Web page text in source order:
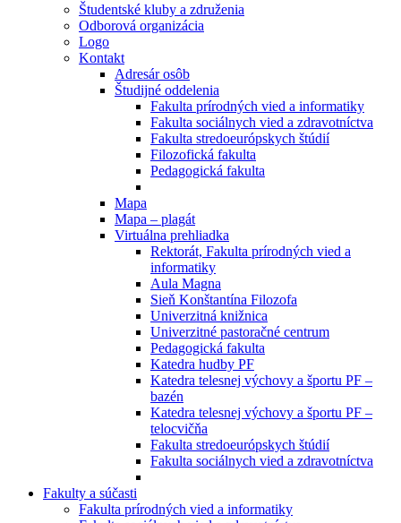
Študentské kluby a združenia
Odborová organizácia
Logo
Kontakt
Adresár osôb
Študijné oddelenia
Fakulta prírodných vied a informatiky
Fakulta sociálnych vied a zdravotníctva
Fakulta stredoeurópskych štúdií
Filozofická fakulta
Pedagogická fakulta
Mapa
Mapa – plagát
Virtuálna prehliadka
Rektorát, Fakulta prírodných vied a
informatiky
Aula Magna
Sieň Konštantína Filozofa
Univerzitná knižnica
Univerzitné pastoračné centrum
Pedagogická fakulta
Katedra hudby PF
Katedra telesnej výchovy a športu PF –
bazén
Katedra telesnej výchovy a športu PF –
telocvičňa
Fakulta stredoeurópskych štúdií
Fakulta sociálnych vied a zdravotníctva
Fakulty a súčasti
Fakulta prírodných vied a informatiky